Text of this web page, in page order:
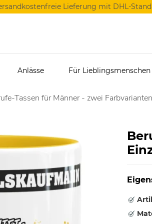
Lieferung mit DHL-
Anlässe Für Lieblingsmenschen
Tassen für Männer - zwei Farbvarianten